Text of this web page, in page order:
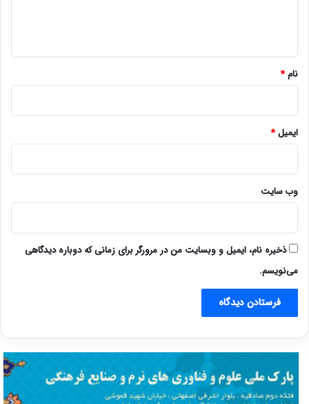
نام*
ایمیل*
وب‌ سایت
ذخیره نام، ایمیل و وبسایت من در مرورگر برای زمانی که دوباره دیدگاهی
می‌نویسم.